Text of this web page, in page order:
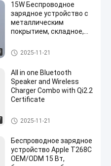
15W Беспроводное
зарядное устройство с
металлическим
покрытием, складное,
беспроводной зарядки
портативных устройств
Беспроводное зарядное устр
ойство
2025-11-21
All in one Bluetooth
Speaker and Wireless
Charger Combo with Qi2.2
Certificate
Беспроводное зарядное устр
ойство
2025-11-21
Беспроводное зарядное
устройство Apple T268C
OEM/ODM 15 Вт,